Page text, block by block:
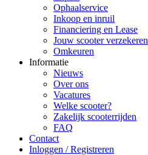
Ophaalservice
Inkoop en inruil
Financiering en Lease
Jouw scooter verzekeren
Omkeuren
Informatie
Nieuws
Over ons
Vacatures
Welke scooter?
Zakelijk scooterrijden
FAQ
Contact
Inloggen / Registreren